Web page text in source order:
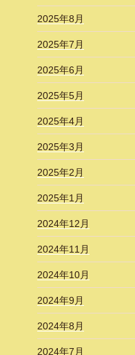
2025年8月
2025年7月
2025年6月
2025年5月
2025年4月
2025年3月
2025年2月
2025年1月
2024年12月
2024年11月
2024年10月
2024年9月
2024年8月
2024年7月